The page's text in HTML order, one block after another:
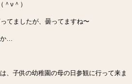
ν＾）
てましたが、曇ってますね〜
か…
、子供の幼稚園の母の日参観に行って来ま